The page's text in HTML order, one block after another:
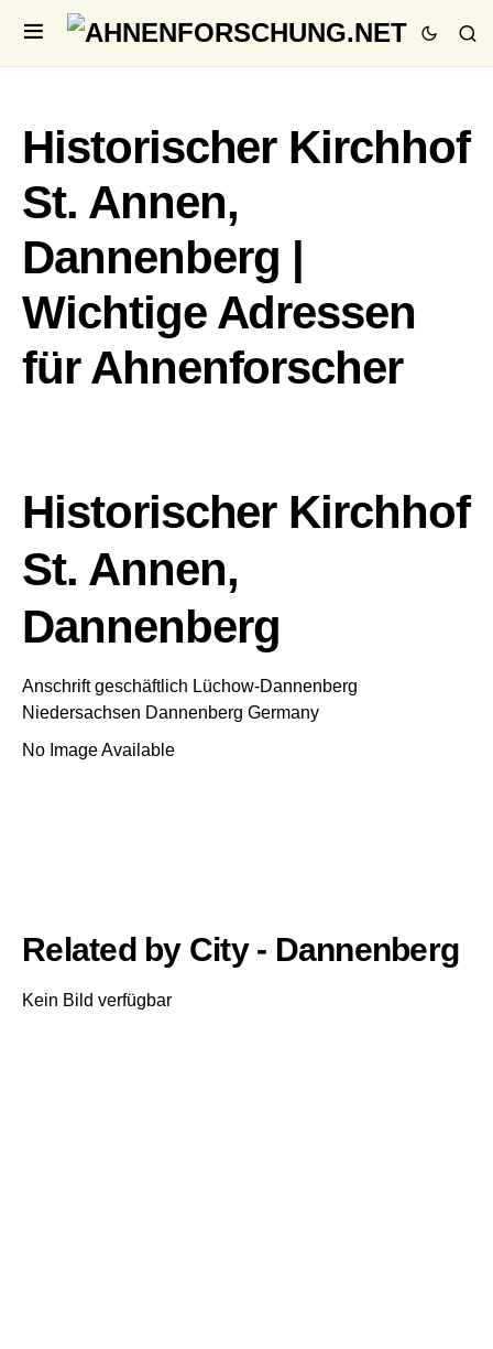
Historischer Kirchhof
St. Annen,
Dannenberg |
Wichtige Adressen
für Ahnenforscher
Historischer Kirchhof
St. Annen,
Dannenberg
Anschrift geschäftlich Lüchow-Dannenberg
Niedersachsen Dannenberg Germany
No Image Available
Related by City - Dannenberg
Kein Bild verfügbar